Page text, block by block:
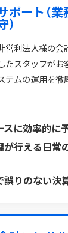
ポート（業
）
営利法人様の会
たスタッフがお
テムの運用を徹
に効率的に
行える日常
りのない決